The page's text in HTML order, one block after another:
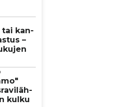
tai kan­
–
kulku